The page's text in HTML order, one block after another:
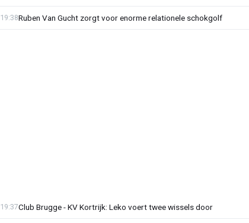
Ruben Van Gucht zorgt voor enorme relationele schokgolf
19:38
Club Brugge - KV Kortrijk: Leko voert twee wissels door
19:37